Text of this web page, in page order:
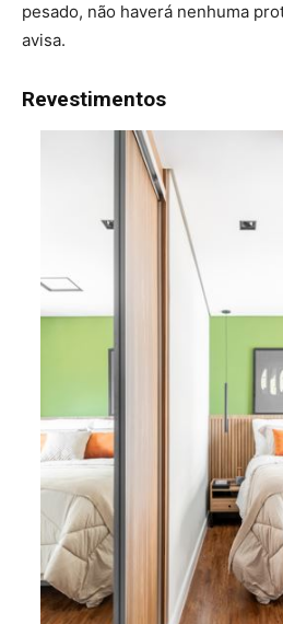
pesado, não haverá nenhuma
avisa.
Revestimentos